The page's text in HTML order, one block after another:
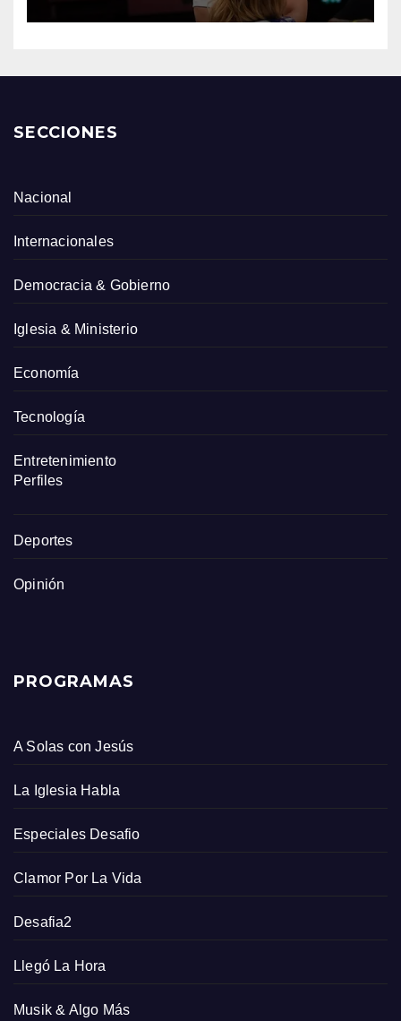
SECCIONES
Nacional
Internacionales
Democracia & Gobierno
Iglesia & Ministerio
Economía
Tecnología
Entretenimiento
Perfiles
Deportes
Opinión
PROGRAMAS
A Solas con Jesús
La Iglesia Habla
Especiales Desafio
Clamor Por La Vida
Desafia2
Llegó La Hora
Musik & Algo Más